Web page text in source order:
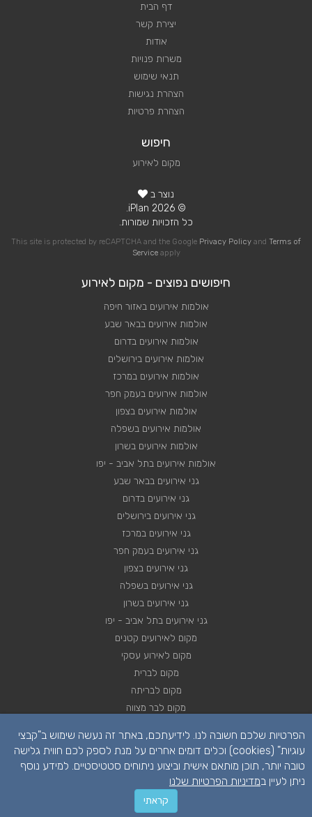
השאירו פרטים
דף הבית
יצירת קשר
אודות
משרות פנויות
תנאי שימוש
הצהרת נגישות
הצהרת פרטיות
חיפוש
מקום לאירוע
נוצר ב
© 2026 iPlan.
כל הזכויות שמורות.
This site is protected by reCAPTCHA and the Google Privacy Policy and Terms of
Serviceapply
חיפושים נפוצים - מקום לאירוע
אולמות אירועים באזור חיפה
אולמות אירועים בבאר שבע
אולמות אירועים בדרום
אולמות אירועים בירושלים
אולמות אירועים במרכז
אולמות אירועים בעמק חפר
אולמות אירועים בצפון
אולמות אירועים בשפלה
אולמות אירועים בשרון
אולמות אירועים בתל אביב - יפו
גני אירועים בבאר שבע
גני אירועים בדרום
גני אירועים בירושלים
גני אירועים במרכז
גני אירועים בעמק חפר
גני אירועים בצפון
גני אירועים בשפלה
גני אירועים בשרון
גני אירועים בתל אביב - יפו
מקום לאירועים קטנים
מקום לאירוע עסקי
מקום לברית
מקום לבריתה
מקום לבר מצווה
מקום לחינה
מקום לכנסים
הפרטיות שלכם חשובה לנו. לידיעתכם, באתר זה נעשה שימוש ב"קבצי
עוגיות" (cookies) וכלים דומים אחרים על מנת לספק לכם חווית גלישה
טובה יותר, תוכן מותאם אישית וביצוע ניתוחים סטטיסטיים. למידע נוסף
ניתן לעיין במדיניות הפרטיות שלנו
קראתי